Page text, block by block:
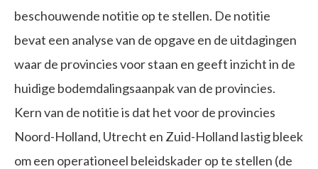
beschouwende notitie op te stellen. De notitie
bevat een analyse van de opgave en de uitdagingen
waar de provincies voor staan en geeft inzicht in de
huidige bodemdalingsaanpak van de provincies.
Kern van de notitie is dat het voor de provincies
Noord-Holland, Utrecht en Zuid-Holland lastig bleek
om een operationeel beleidskader op te stellen (de